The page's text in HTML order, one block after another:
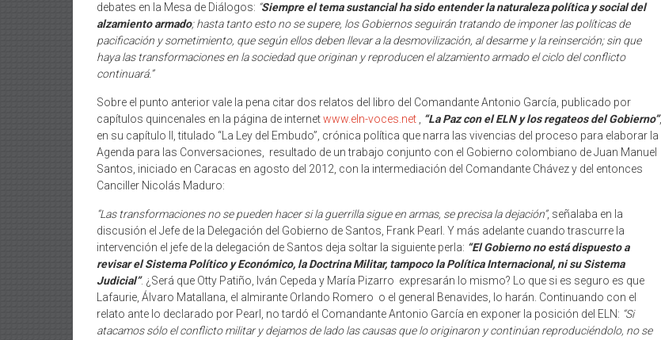
debates en la Mesa de Diálogos: “Siempre el tema sustancial ha sido entender la naturaleza política y social del
alzamiento armado; hasta tanto esto no se supere, los Gobiernos seguirán tratando de imponer las políticas de
pacificación y sometimiento, que según ellos deben llevar a la desmovilización, al desarme y la reinserción; sin que
haya las transformaciones en la sociedad que originan y reproducen el alzamiento armado el ciclo del conflicto
continuará.”
Sobre el punto anterior vale la pena citar dos relatos del libro del Comandante Antonio García, publicado por
capítulos quincenales en la página de internetwww.eln-voces.net “La Paz con el ELN y los regateos del Gobierno”,
en su capítulo II, titulado “La Ley del Embudo”, crónica política que narra las vivencias del proceso para elaborar la
Agenda para las Conversaciones, resultado de un trabajo conjunto con el Gobierno colombiano de Juan Manuel
Santos, iniciado en Caracas en agosto del 2012, con la intermediación del Comandante Chávez y del entonces
Canciller Nicolás Maduro:
“Las transformaciones no se pueden hacer si la guerrilla sigue en armas, se precisa la dejación”, señalaba en la
discusión el Jefe de la Delegación del Gobierno de Santos, Frank Pearl. Y más adelante cuando trascurre la
intervención el jefe de la delegación de Santos deja soltar la siguiente perla: “El Gobierno no está dispuesto a
revisar el Sistema Político y Económico, la Doctrina Militar, tampoco la Política Internacional, ni su Sistema
Judicial”. ¿Será que Otty Patiño, Iván Cepeda y María Pizarro expresarán lo mismo? Lo que si es seguro es que
Lafaurie, Álvaro Matallana, el almirante Orlando Romero o el general Benavides, lo harán. Continuando con el
relato ante lo declarado por Pearl, no tardó el Comandante Antonio García en exponer la posición del ELN: “Si
atacamos sólo el conflicto militar y dejamos de lado las causas que lo originaron y continúan reproduciéndolo, no se